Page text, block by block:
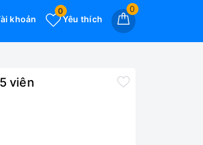
0
Yêu thích
0
khoản
viên